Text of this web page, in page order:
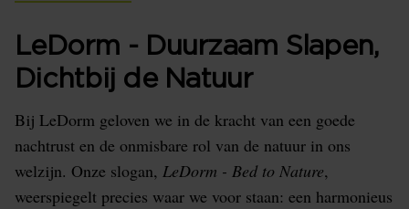
LeDorm - Duurzaam Slapen,
Dichtbij de Natuur
Bij LeDorm geloven we in de kracht van een goede
nachtrust en de onmisbare rol van de natuur in ons
welzijn. Onze slogan, LeDorm - Bed to Nature,
weerspiegelt precies waar we voor staan: een harmonieus